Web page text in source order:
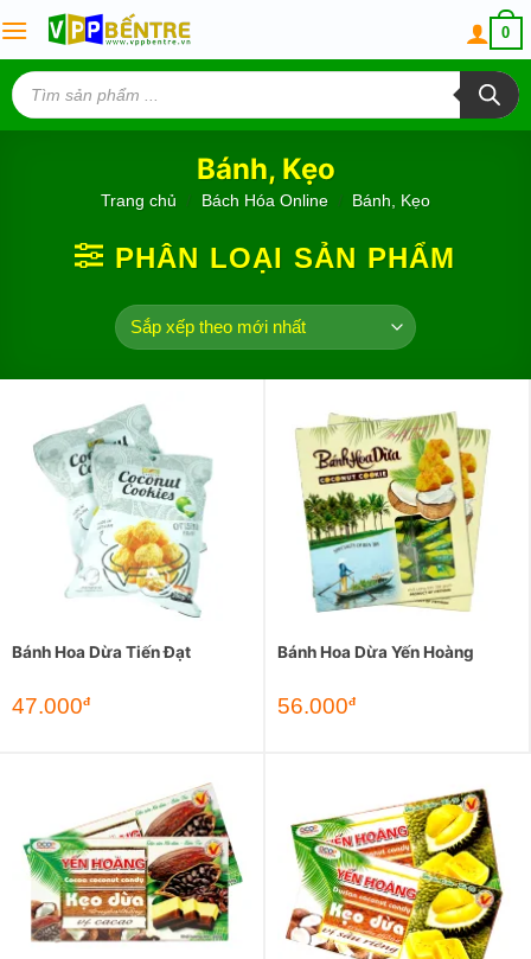
to
content
0
Tìm
kiếm
sản
phẩm
Bánh, Kẹo
Trang chủ Bách Hóa Online Bánh, Kẹo
PHÂN LOẠI SẢN PHẨM
Bánh Hoa Dừa Tiến Đạt
47.000đ
Bánh Hoa Dừa Yến Hoàng
56.000đ